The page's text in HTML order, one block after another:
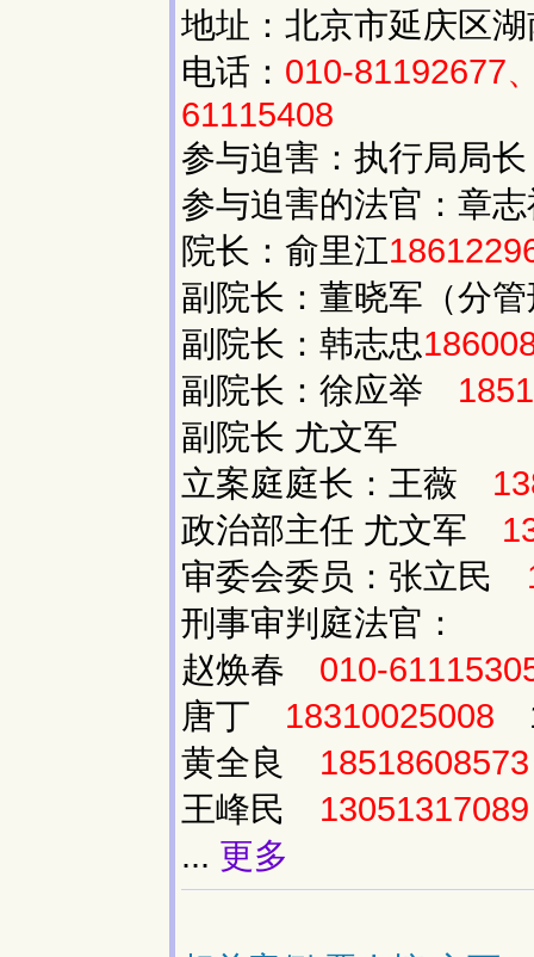
地址：北京市延庆区
电话： 010-81192677
61115408
参与迫害：执行局局
参与迫害的法官：章
院长：俞里江
副院长：董晓军（分
副院长：韩志忠
副院长：徐应举
副院长 尤文军
立案庭庭长：王薇
政治部主任 尤文军
审委会委员：张立民
刑事审判庭法官：
赵焕春 010-
唐丁 18310025008
黄全良 18518608573
王峰民 13051317089
... 更多